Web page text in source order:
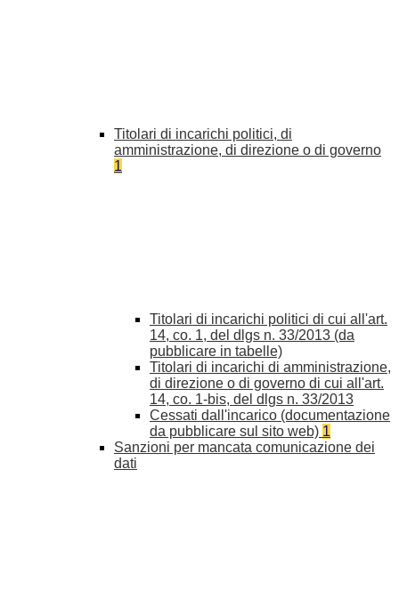
Titolari di incarichi politici, di
amministrazione, di direzione o di governo
1
Titolari di incarichi politici di cui all'art.
14, co. 1, del dlgs n. 33/2013 (da
pubblicare in tabelle)
Titolari di incarichi di amministrazione,
di direzione o di governo di cui all'art.
14, co. 1-bis, del dlgs n. 33/2013
Cessati dall'incarico (documentazione
da pubblicare sul sito web) 1
Sanzioni per mancata comunicazione dei
dati